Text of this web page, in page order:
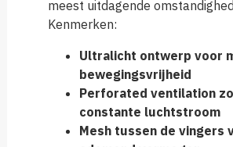
meest uitdagende
Kenmerken:
Ultralicht ontwerp voor
bewegingsvrijheid
Perforated ventilation
constante luchtstroom
Mesh tussen de vingers